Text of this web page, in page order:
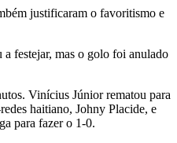
justificaram o favoritismo e
festejar, mas o golo foi anulado
Vinícius Júnior rematou para
haitiano, Johny Placide, e
para fazer o 1-0.